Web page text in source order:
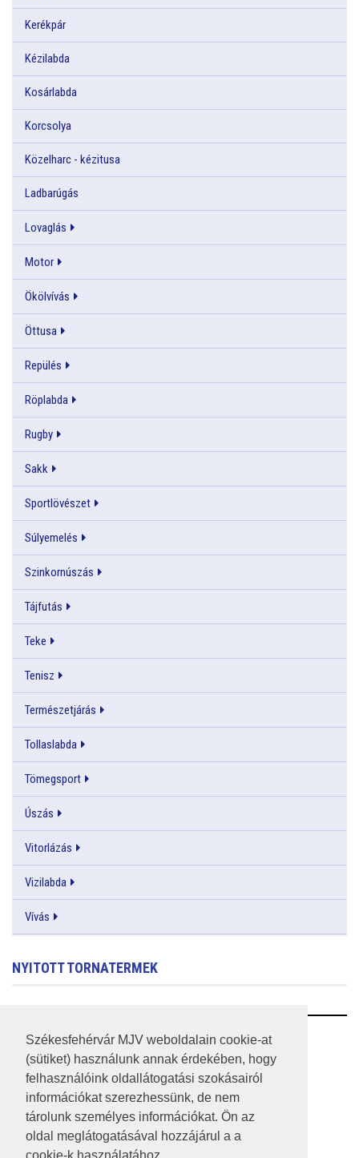
Székesfehérvár MJV weboldalain cookie-at
(sütiket) használunk annak érdekében, hogy
felhasználóink oldallátogatási szokásairól
információkat szerezhessünk, de nem
tárolunk személyes információkat. Ön az
oldal meglátogatásával hozzájárul a a
Kerékpár
Kézilabda
Kosárlabda
Korcsolya
Közelharc - kézitusa
Ladbarúgás
Lovaglás
Motor
Ökölvívás
Öttusa
Repülés
Röplabda
Rugby
Sakk
Sportlövészet
Súlyemelés
Szinkornúszás
Tájfutás
Teke
Tenisz
Természetjárás
Tollaslabda
Tömegsport
Úszás
Vitorlázás
Vizilabda
Vívás
NYITOTT TORNATERMEK
RSS
A HONLAP 2017.03.31-I ÁLLAPOTA
JOGI NYILATKOZAT
IMPRESSZUM